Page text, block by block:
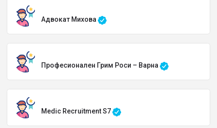
Адвокат Михова
Професионален Грим Роси – Варна
Medic Recruitment S7